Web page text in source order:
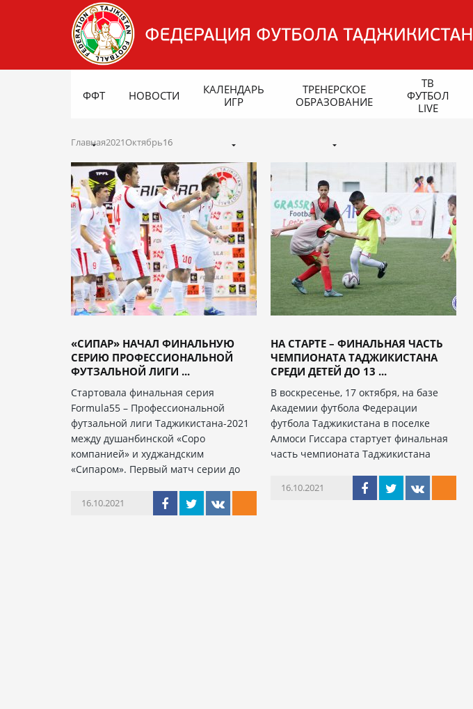
ФФТ НОВОСТИ
КАЛЕНДАРЬ
ИГР
ТРЕНЕРСКОЕ
ОБРАЗОВАНИЕ
ТВ
ФУТБОЛ
LIVE
Главная2021Октябрь16
«СИПАР» НАЧАЛ ФИНАЛЬНУЮ
СЕРИЮ ПРОФЕССИОНАЛЬНОЙ
ФУТЗАЛЬНОЙ ЛИГИ ...
Стартовала финальная серия
Formula55 – Профессиональной
футзальной лиги Таджикистана-2021
между душанбинской «Соро
компанией» и худжандским
«Сипаром». Первый матч серии до
16.10.2021
НА СТАРТЕ – ФИНАЛЬНАЯ ЧАСТЬ
ЧЕМПИОНАТА ТАДЖИКИСТАНА
СРЕДИ ДЕТЕЙ ДО 13 ...
В воскресенье, 17 октября, на базе
Академии футбола Федерации
футбола Таджикистана в поселке
Алмоси Гиссара стартует финальная
часть чемпионата Таджикистана
16.10.2021